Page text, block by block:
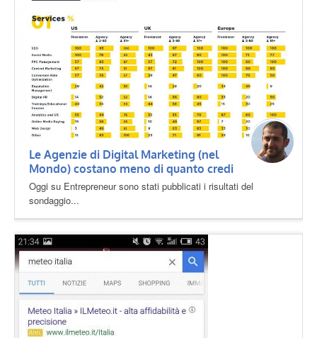
Le Agenzie di Digital Marketing (nel
Mondo) costano meno di quanto credi
Oggi su Entrepreneur sono stati pubblicati i risultati del
sondaggio...